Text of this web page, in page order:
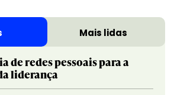
Mais lidas
de redes pessoais para a
liderança